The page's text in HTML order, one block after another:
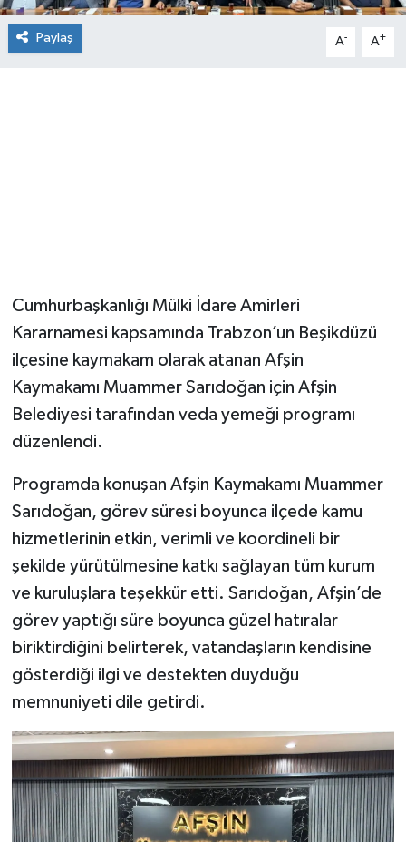
Paylaş A- A+
Cumhurbaşkanlığı Mülki İdare Amirleri
Kararnamesi kapsamında Trabzon’un Beşikdüzü
ilçesine kaymakam olarak atanan Afşin
Kaymakamı Muammer Sarıdoğan için Afşin
Belediyesi tarafından veda yemeği programı
düzenlendi.
Programda konuşan Afşin Kaymakamı Muammer
Sarıdoğan, görev süresi boyunca ilçede kamu
hizmetlerinin etkin, verimli ve koordineli bir
şekilde yürütülmesine katkı sağlayan tüm kurum
ve kuruluşlara teşekkür etti. Sarıdoğan, Afşin’de
görev yaptığı süre boyunca güzel hatıralar
biriktirdiğini belirterek, vatandaşların kendisine
gösterdiği ilgi ve destekten duyduğu
memnuniyeti dile getirdi.